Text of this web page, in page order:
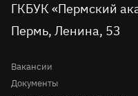
Доступная среда
Правила посещения
Молодёжная сцена
История
ГКБУК «Пермский
Пермь, Ленина, 53
Вакансии
Документы